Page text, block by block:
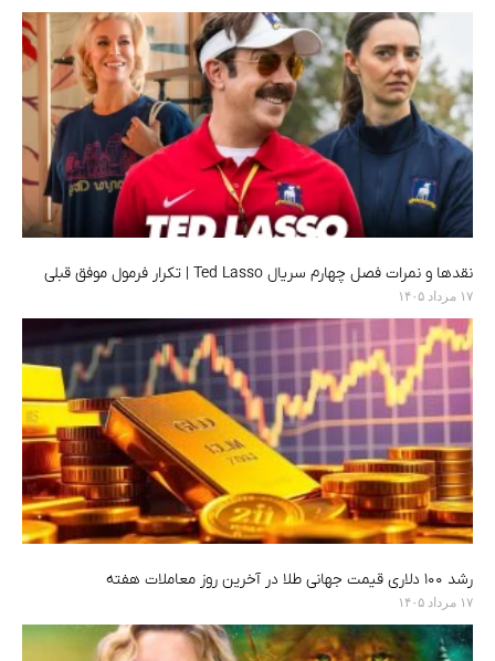
نقدها و نمرات فصل چهارم سریال Ted Lasso | تکرار فرمول موفق قبلی
۱۷ مرداد ۱۴۰۵
رشد ۱۰۰ دلاری قیمت جهانی طلا در آخرین روز معاملات هفته
۱۷ مرداد ۱۴۰۵